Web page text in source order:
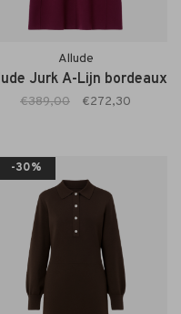
Allude
Jurk A-Lijn bordeaux
€389,00 €272,30
-30%